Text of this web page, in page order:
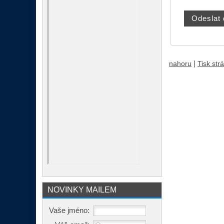
nahoru Tisk
NOVINKY MAILEM
Vaše jméno: